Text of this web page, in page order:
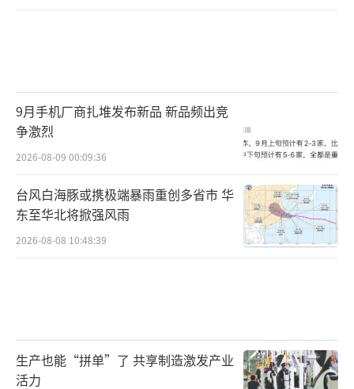
9月手机厂商扎堆发布新品 新品频出竞
争激烈
2026-08-09 00:09:36
台风白海豚或携极端暴雨重创多省市 华
东至华北将掀强风雨
2026-08-08 10:48:39
生产也能“拼单”了 共享制造激发产业
活力